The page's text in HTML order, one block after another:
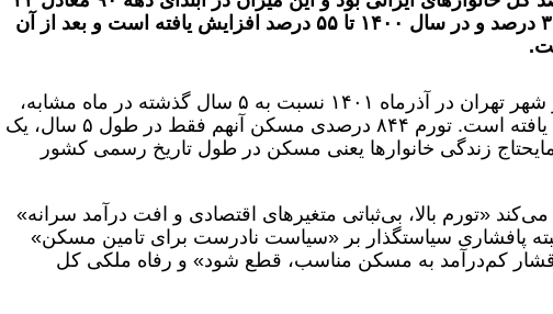
درصد خانوارها، در سال ۹۸ معادل ۳۶‌ درصد و در سال ۱۴۰۰ تا ۵۵‌ درصد افزایش یافته است و بعد از آن
برای مثال قیمت هر مترمربع مسکن در شهر تهران در آذرماه ۱۴۰۱ نسبت به ۵ سال گذشته در ماه مشابه،
(آذر ۱۳۹۶)، بیش از ۸۴۴‌ درصد افزایش یافته است. تورم ۸۴۴ درصدی مسکن آنهم فقط در طول ۵ سال، یک
زندگی خانوارها یعنی مسکن در طول تاریخ رسمی کشور
«تورم بالا، بی‌ثباتی متغیر‌های اقتصادی و افت درآمد سرانه»
پافشاری سیاستگذار بر «سیاست نادرست برای تامین مسکن»
کم‌درآمد به مسکن مناسب، قطع شود» و رفاه ملکی کل